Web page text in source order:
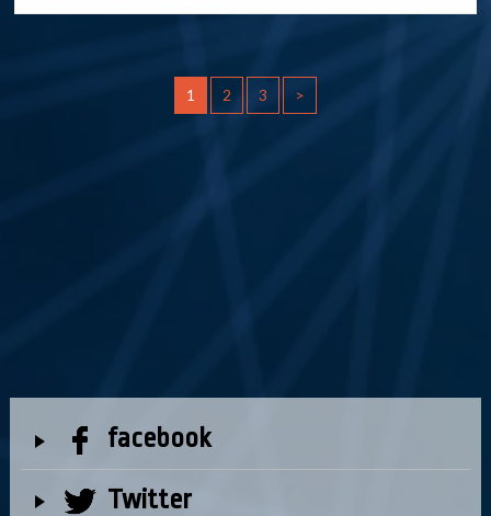
1 2 3 >
facebook
Twitter